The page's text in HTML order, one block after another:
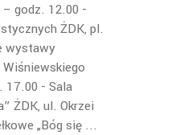
godz. 12.00 -
ŻDK, pl.
wystawy
17.00 - Sala
ŻDK, ul. Okrzei
„Bóg się